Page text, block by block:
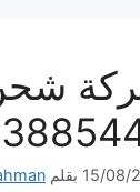
ثقة
15/08/ بقلم